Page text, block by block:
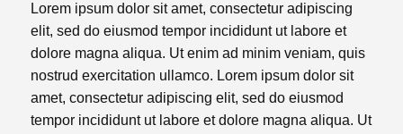
Lorem ipsum dolor sit amet, consectetur adipiscing
elit, sed do eiusmod tempor incididunt ut labore et
dolore magna aliqua. Ut enim ad minim veniam, quis
nostrud exercitation ullamco. Lorem ipsum dolor sit
amet, consectetur adipiscing elit, sed do eiusmod
tempor incididunt ut labore et dolore magna aliqua. Ut